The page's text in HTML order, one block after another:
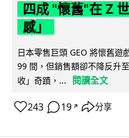
四成 "懷舊"在 Z
感」
日本零售巨頭 GEO 將懷舊遊
99 間，但銷售額卻不降反升
收」奇蹟，...
閱讀全文
243 19 ↗ 分享